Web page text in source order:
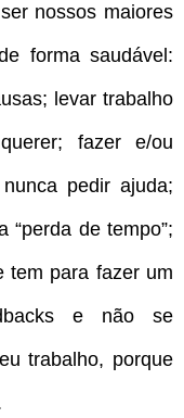
nossos maiores
forma saudável:
levar trabalho
fazer e/ou
pedir ajuda;
“perda de tempo”;
tem para fazer um
e não se
trabalho, porque